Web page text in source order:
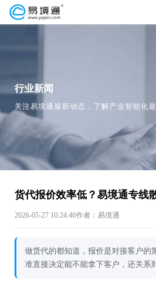
行业新闻
关注易境通最新动态，了解产业智能化
货代报价效率低？易境通专线
2026-05-27 10:24:46作者：易境通
做货代的都知道，报价是对接客户的
准直接决定能不能拿下客户，还关系